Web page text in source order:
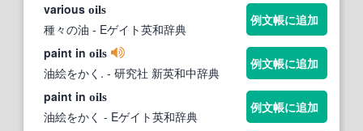
various oils
種々の油 - Eゲイト英和辞典
例文帳に追加
paint in oils
油絵をかく. - 研究社 新英和中辞典
例文帳に追加
paint in oils
油絵をかく - Eゲイト英和辞典
例文帳に追加